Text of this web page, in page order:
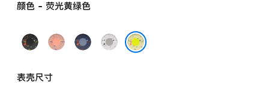
颜色 - 荧光黄绿色
午
黑
山
粉
缎
朦
表壳尺寸